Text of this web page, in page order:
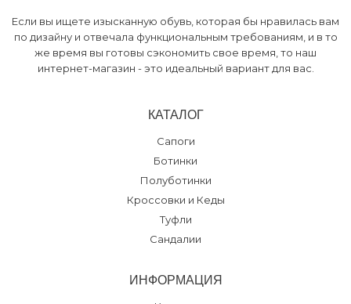
Если вы ищете изысканную обувь, которая бы нравилась вам
по дизайну и отвечала функциональным требованиям, и в то
же время вы готовы сэкономить свое время, то наш
интернет-магазин - это идеальный вариант для вас.
КАТАЛОГ
Сапоги
Ботинки
Полуботинки
Кроссовки и Кеды
Туфли
Сандалии
ИНФОРМАЦИЯ